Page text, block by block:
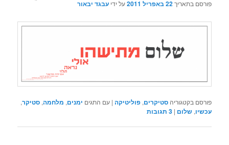
פורסם בתאריך22 באפריל 2011 על ידיעבגד יבאור
פורסם בקטגוריה סטיקרים,פוליטיקה |עם התגים ימנים, מלחמה,סטיקר,
עכשיו,שלום |
3 תגובות